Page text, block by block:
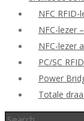
NFC RFID-
NFC-lezer
NFC-lezer
PC/SC
Power
Totale